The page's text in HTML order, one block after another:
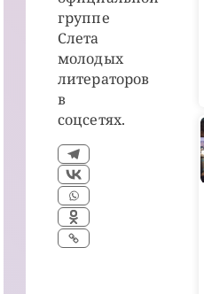
группе
Слета
молодых
литераторов
в
соцсетях.